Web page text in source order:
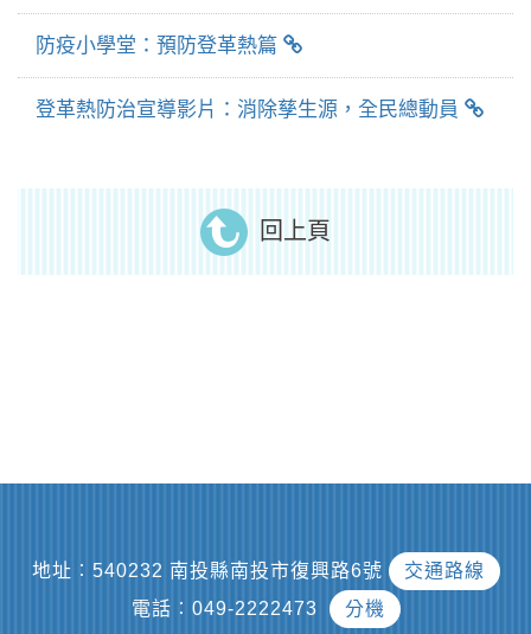
防疫小學堂：預防登革熱篇
登革熱防治宣導影片：消除孳生源，全民總動員
回上頁
地址︰540232 南投縣南投市復興路6號
交通路線
電話︰049-2222473
分機